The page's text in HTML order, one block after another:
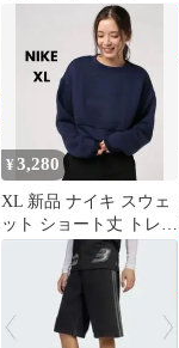
ンクトップ ドレス タン
¥3,280
XL 新品 ナイキ スウェ
ット ショート丈 トレー
ナー クロップド ネイビ